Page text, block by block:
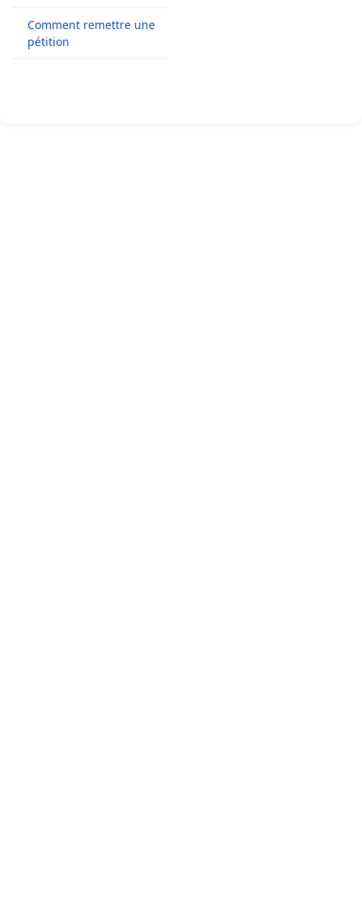
Comment remettre une
pétition